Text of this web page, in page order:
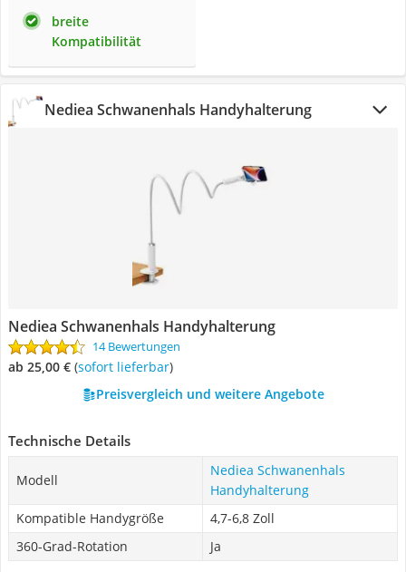
breite
Kompatibilität
Nediea Schwanenhals Handyhalterung
Nediea Schwanenhals Handyhalterung
14 Bewertungen
ab 25,00 € ( Sofort lieferbar)
Preisvergleich und weitere Angebote
Technische Details
Modell
Nediea Schwanenhals
Handyhalterung
Kompatible Handygröße
4,7-6,8 Zoll
360-Grad-Rotation
Ja